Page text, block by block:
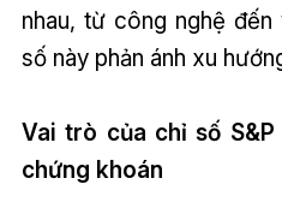
nhau, từ công nghệ
số này phản ánh xu
Vai trò của chỉ số
chứng khoán